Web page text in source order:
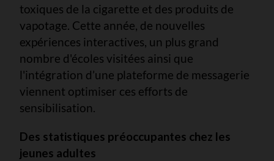
toxiques de la cigarette et des produits de
vapotage. Cette année, de nouvelles
expériences interactives, un plus grand
nombre d'écoles visitées ainsi que
l'intégration d’une plateforme de messagerie
viennent optimiser ces efforts de
sensibilisation.
Des statistiques préoccupantes chez les
jeunes adultes